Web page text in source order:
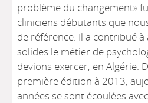
problème du changement»
cliniciens débutants que
de référence. Il a contribué
solides le métier de
devions exercer, en Algérie.
première édition à 2013,
années se sont écoulées